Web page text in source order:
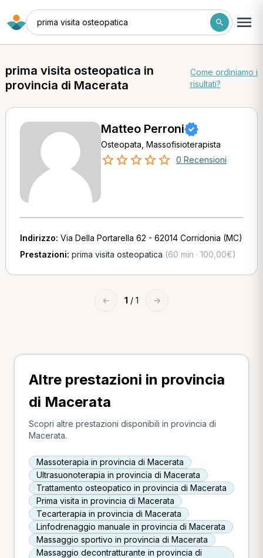
prima visita osteopatica
prima visita osteopatica in
provincia di Macerata
Come ordiniamo i
risultati?
Matteo Perroni
Osteopata, Massofisioterapista
0 Recensioni
Indirizzo: Via Della Portarella 62 - 62014 Corridonia (MC)
Prestazioni: prima visita osteopatica (60 min · 100,00€)
← 1 / 1 →
Altre prestazioni in provincia
di Macerata
Scopri altre prestazioni disponibili in provincia di
Macerata.
Massoterapia in provincia di Macerata
Ultrasuonoterapia in provincia di Macerata
Trattamento osteopatico in provincia di Macerata
Prima visita in provincia di Macerata
Tecarterapia in provincia di Macerata
Linfodrenaggio manuale in provincia di Macerata
Massaggio sportivo in provincia di Macerata
Massaggio decontratturante in provincia di